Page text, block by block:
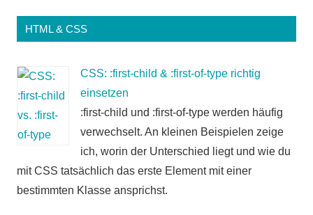
HTML & CSS
CSS: :first-child & :first-of-type richtig
einsetzen
:first-child und :first-of-type werden häufig
verwechselt. An kleinen Beispielen zeige
ich, worin der Unterschied liegt und wie du
mit CSS tatsächlich das erste Element mit einer
bestimmten Klasse ansprichst.